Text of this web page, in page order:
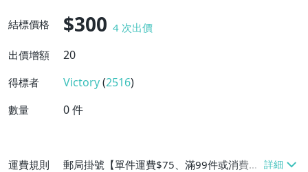
結標價格 $300 4 次出價
出價增額
20
得標者 Victory(2516)
數量 0件
運費規則
郵局掛號【單件運費$75、滿99件或消費滿